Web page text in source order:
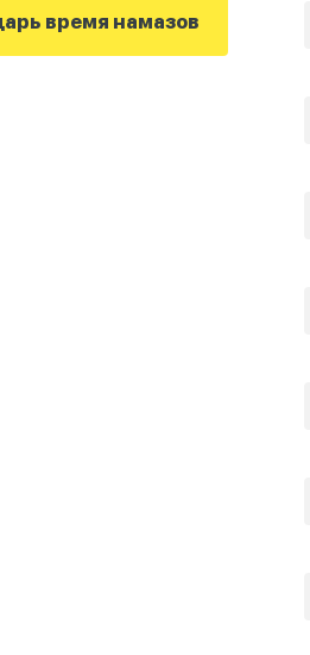
время намазов